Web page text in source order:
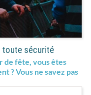
toute sécurité
de fête, vous êtes
? Vous ne savez pas